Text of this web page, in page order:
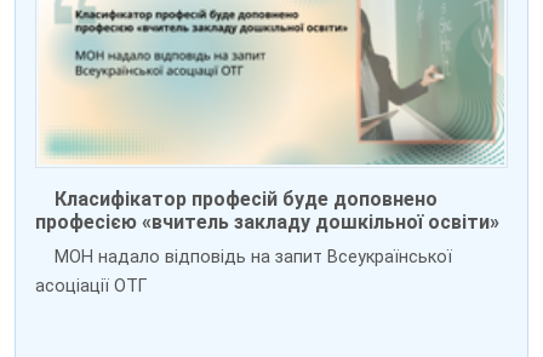
Класифікатор професій буде доповнено
професією «вчитель закладу дошкільної освіти»
МОН надало відповідь на запит Всеукраїнської
асоціації ОТГ